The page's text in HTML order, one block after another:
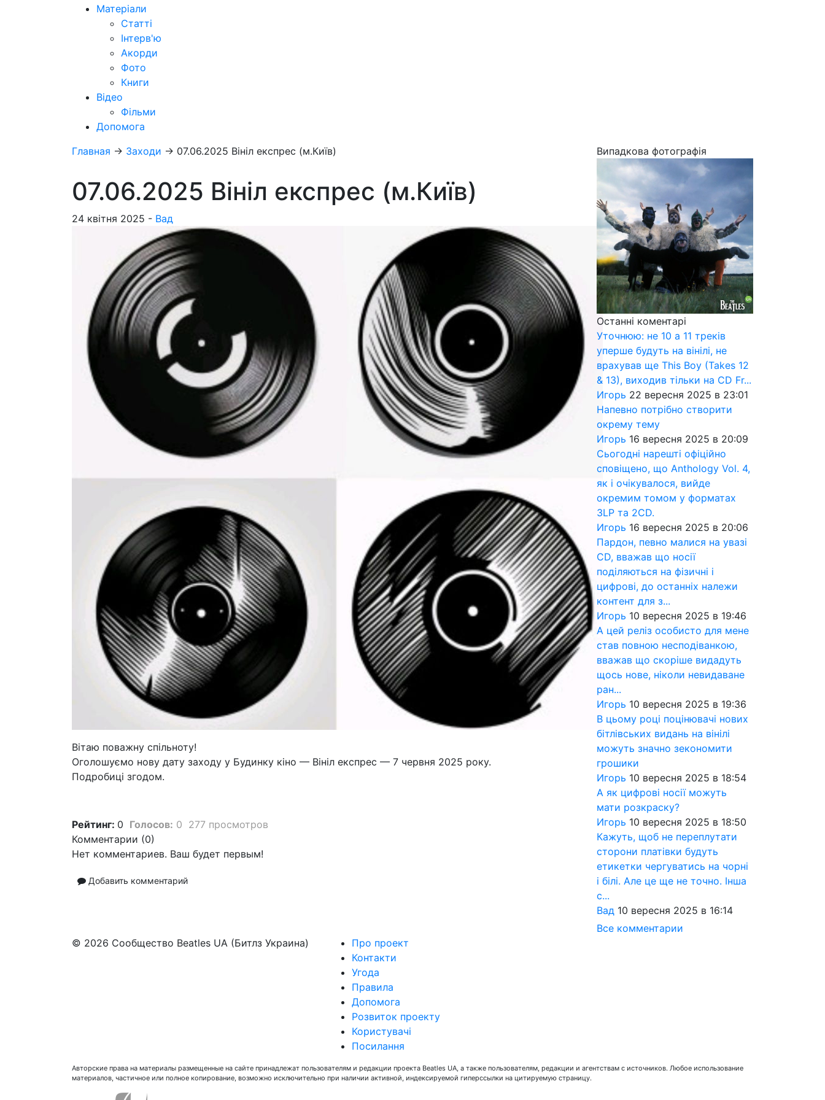
Матеріали
Статті
Інтерв'ю
Акорди
Фото
Книги
Відео
Фільми
Допомога
Главная → Заходи → 07.06.2025 Вініл експрес (м.Київ)
07.06.2025 Вініл експрес (м.Київ)
24 квітня 2025 - Вад
Вітаю поважну спільноту!
Оголошуємо нову дату заходу у Будинку кіно — Вініл експрес — 7 червня 2025 року.
Подробиці згодом.
Рейтинг: 0 Голосов: 0 277 просмотров
Комментарии (0)
Нет комментариев. Ваш будет первым!
Добавить комментарий
Випадкова фотографія
Останні коментарі
Уточнюю: не 10 а 11 треків
уперше будуть на вінілі, не
врахував ще This Boy (Takes 12
& 13), виходив тільки на CD Fr...
Игорь 22 вересня 2025 в 23:01
Напевно потрібно створити
окрему тему
Игорь 16 вересня 2025 в 20:09
Сьогодні нарешті офіційно
сповіщено, що Anthology Vol. 4,
як і очікувалося, вийде
окремим томом у форматах
3LP та 2CD.
Игорь 16 вересня 2025 в 20:06
Пардон, певно малися на увазі
CD, вважав що носії
поділяються на фізичні і
цифрові, до останніх належи
контент для з...
Игорь 10 вересня 2025 в 19:46
А цей реліз особисто для мене
став повною несподіванкою,
вважав що скоріше видадуть
щось нове, ніколи невидаване
ран...
Игорь 10 вересня 2025 в 19:36
В цьому році поцінювачі нових
бітлівських видань на вінілі
можуть значно зекономити
грошики
Игорь 10 вересня 2025 в 18:54
А як цифрові носії можуть
мати розкраску?
Игорь 10 вересня 2025 в 18:50
Кажуть, щоб не переплутати
сторони платівки будуть
етикетки чергуватись на чорні
і білі. Але це ще не точно. Інша
с...
Вад 10 вересня 2025 в 16:14
Все комментарии
© 2026 Сообщество Beatles UA (Битлз Украина)
Про проект
Контакти
Угода
Правила
Допомога
Розвиток проекту
Користувачі
Посилання
Авторские права на материалы размещенные на сайте принадлежат пользователям и редакции проекта Beatles UA, а также пользователям, редакции и агентствам с источников. Любое использование
материалов, частичное или полное копирование, возможно исключительно при наличии активной, индексируемой гиперссылки на цитируемую страницу.